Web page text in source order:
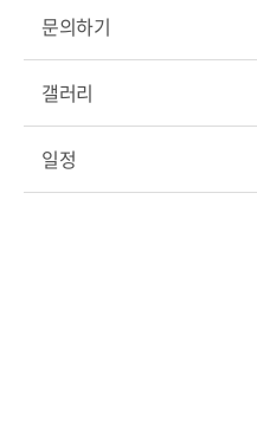
문의하기
갤러리
일정